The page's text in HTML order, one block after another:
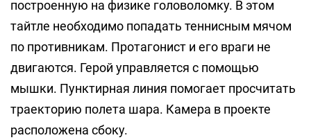
построенную на физике головоломку. В этом
тайтле необходимо попадать теннисным мячом
по противникам. Протагонист и его враги не
двигаются. Герой управляется с помощью
мышки. Пунктирная линия помогает просчитать
траекторию полета шара. Камера в проекте
расположена сбоку.